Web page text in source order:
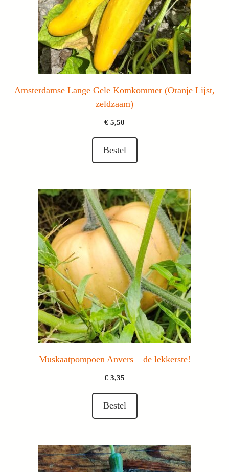
Amsterdamse Lange Gele Komkommer (Oranje Lijst,
zeldzaam)
€ 5,50
Bestel
Muskaatpompoen Anvers – de lekkerste!
€ 3,35
Bestel